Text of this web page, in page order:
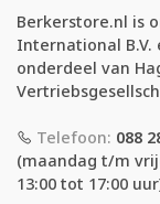
Berkerstore.nl is
International
onderdeel van
Telefoon: 088
(maandag t/m
13:00 tot 17:00